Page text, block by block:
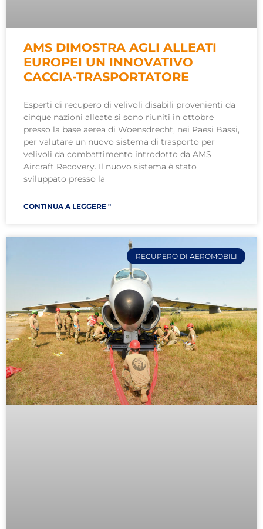
AMS DIMOSTRA AGLI ALLEATI
EUROPEI UN INNOVATIVO
CACCIA-TRASPORTATORE
Esperti di recupero di velivoli disabili provenienti da
cinque nazioni alleate si sono riuniti in ottobre
presso la base aerea di Woensdrecht, nei Paesi Bassi,
per valutare un nuovo sistema di trasporto per
velivoli da combattimento introdotto da AMS
Aircraft Recovery. Il nuovo sistema è stato
sviluppato presso la
CONTINUA A LEGGERE "
RECUPERO DI AEROMOBILI